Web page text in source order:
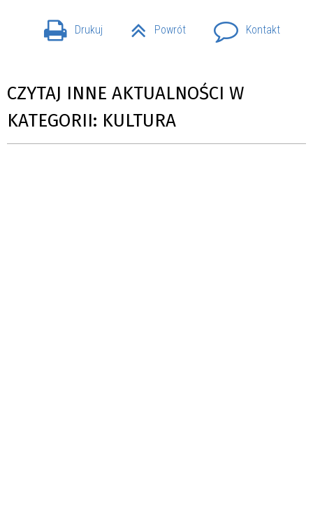
Drukuj Powrót Kontakt
CZYTAJ INNE AKTUALNOŚCI W
KATEGORII: KULTURA